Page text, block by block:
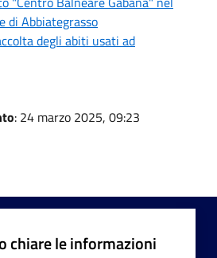
di Abbiategrasso
degli abiti usati ad
: 24 marzo 2025, 09:23
chiare le informazioni